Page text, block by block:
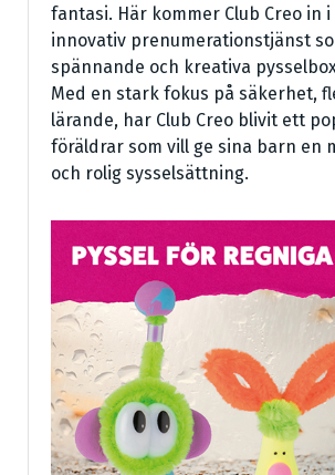
fantasi. Här kommer Club Creo in
innovativ prenumerationstjänst
spännande och kreativa
Med en stark fokus på säkerhet,
lärande, har Club Creo blivit ett
föräldrar som vill ge sina barn en
och rolig sysselsättning.